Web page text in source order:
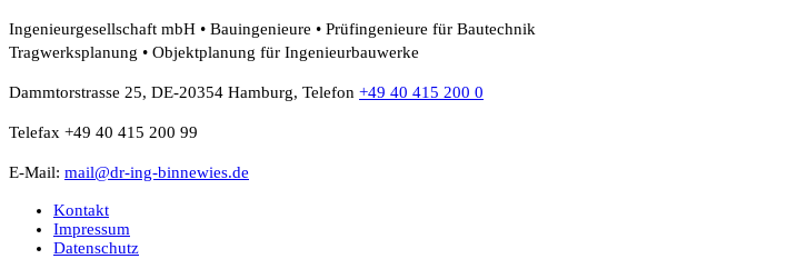
Ingenieurgesellschaft mbH • Bauingenieure • Prüfingenieure für Bautechnik
Tragwerksplanung • Objektplanung für Ingenieurbauwerke
Dammtorstrasse 25, DE-20354 Hamburg, Telefon +49 40 415 200 0
Telefax +49 40 415 200 99
E-Mail: mail@dr-ing-binnewies.de
Kontakt
Impressum
Datenschutz